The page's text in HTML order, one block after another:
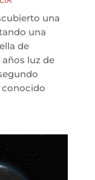
una
una
de
años luz de
conocido